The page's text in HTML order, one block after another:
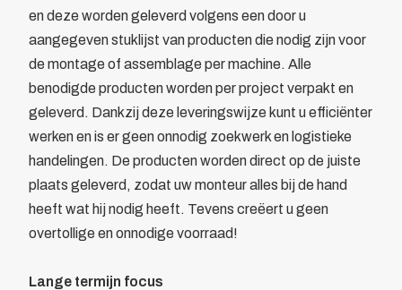
en deze worden geleverd volgens een door u
aangegeven stuklijst van producten die nodig zijn voor
de montage of assemblage per machine. Alle
benodigde producten worden per project verpakt en
geleverd. Dankzij deze leveringswijze kunt u efficiënter
werken en is er geen onnodig zoekwerk en logistieke
handelingen. De producten worden direct op de juiste
plaats geleverd, zodat uw monteur alles bij de hand
heeft wat hij nodig heeft. Tevens creëert u geen
overtollige en onnodige voorraad!
Lange termijn focus